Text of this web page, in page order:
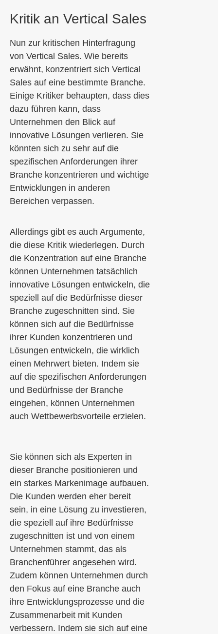
Kritik an Vertical Sales
Nun zur kritischen Hinterfragung
von Vertical Sales. Wie bereits
erwähnt, konzentriert sich Vertical
Sales auf eine bestimmte Branche.
Einige Kritiker behaupten, dass dies
dazu führen kann, dass
Unternehmen den Blick auf
innovative Lösungen verlieren. Sie
könnten sich zu sehr auf die
spezifischen Anforderungen ihrer
Branche konzentrieren und wichtige
Entwicklungen in anderen
Bereichen verpassen.
Allerdings gibt es auch Argumente,
die diese Kritik wiederlegen. Durch
die Konzentration auf eine Branche
können Unternehmen tatsächlich
innovative Lösungen entwickeln, die
speziell auf die Bedürfnisse dieser
Branche zugeschnitten sind. Sie
können sich auf die Bedürfnisse
ihrer Kunden konzentrieren und
Lösungen entwickeln, die wirklich
einen Mehrwert bieten. Indem sie
auf die spezifischen Anforderungen
und Bedürfnisse der Branche
eingehen, können Unternehmen
auch Wettbewerbsvorteile erzielen.
Sie können sich als Experten in
dieser Branche positionieren und
ein starkes Markenimage aufbauen.
Die Kunden werden eher bereit
sein, in eine Lösung zu investieren,
die speziell auf ihre Bedürfnisse
zugeschnitten ist und von einem
Unternehmen stammt, das als
Branchenführer angesehen wird.
Zudem können Unternehmen durch
den Fokus auf eine Branche auch
ihre Entwicklungsprozesse und die
Zusammenarbeit mit Kunden
verbessern. Indem sie sich auf eine